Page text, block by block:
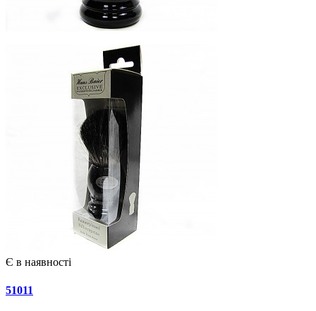
Є в наявності
51011